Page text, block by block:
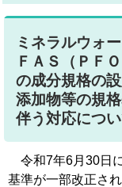
ミネラルウォ
ＦＡＳ（ＰＦ
の成分規格の
添加物等の規
伴う対応につ
令和7年6月30日
基準が一部改正さ